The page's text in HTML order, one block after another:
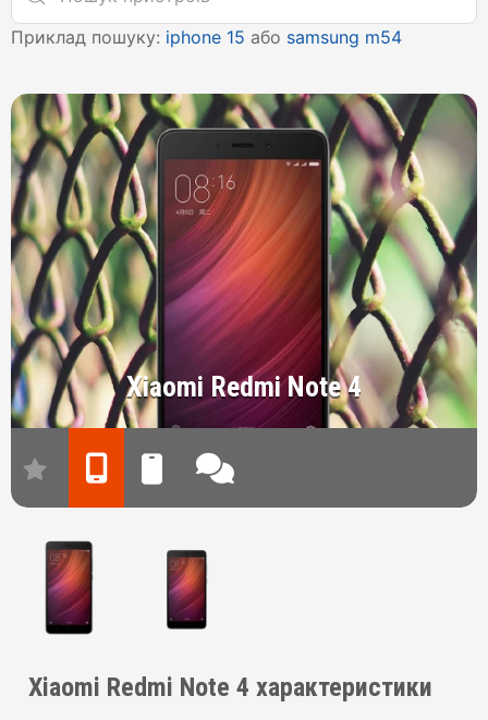
Приклад пошуку: iphone 15 або samsung m54
Xiaomi Redmi Note 4
Xiaomi Redmi Note 4 характеристики